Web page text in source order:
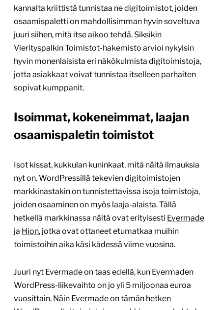
kannalta kriittistä tunnistaa ne digitoimistot, joiden
osaamispaletti on mahdollisimman hyvin soveltuva
juuri siihen, mitä itse aikoo tehdä. Siksikin
Vierityspalkin Toimistot-hakemisto arvioi nykyisin
hyvin monenlaisista eri näkökulmista digitoimistoja,
jotta asiakkaat voivat tunnistaa itselleen parhaiten
sopivat kumppanit.
Isoimmat, kokeneimmat, laajan
osaamispaletin toimistot
Isot kissat, kukkulan kuninkaat, mitä näitä ilmauksia
nyt on. WordPressillä tekevien digitoimistojen
markkinastakin on tunnistettavissa isoja toimistoja,
joiden osaaminen on myös laaja-alaista. Tällä
hetkellä markkinassa näitä ovat erityisesti Evermade
ja Hion, jotka ovat ottaneet etumatkaa muihin
toimistoihin aika käsi kädessä viime vuosina.
Juuri nyt Evermade on taas edellä, kun Evermaden
WordPress-liikevaihto on jo yli 5 miljoonaa euroa
vuosittain. Näin Evermade on tämän hetken